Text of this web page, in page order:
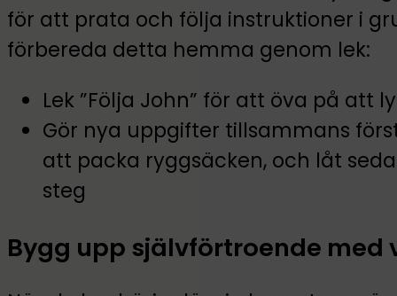
för att prata och följa instruktioner i
förbereda detta hemma genom lek:
Lek ”Följa John” för att öva på att
Gör nya uppgifter tillsammans
att packa ryggsäcken, och låt
steg
Bygg upp självförtroende